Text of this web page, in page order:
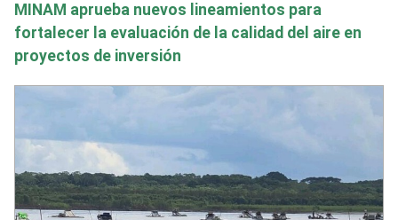
MINAM aprueba nuevos lineamientos para
fortalecer la evaluación de la calidad del aire en
proyectos de inversión